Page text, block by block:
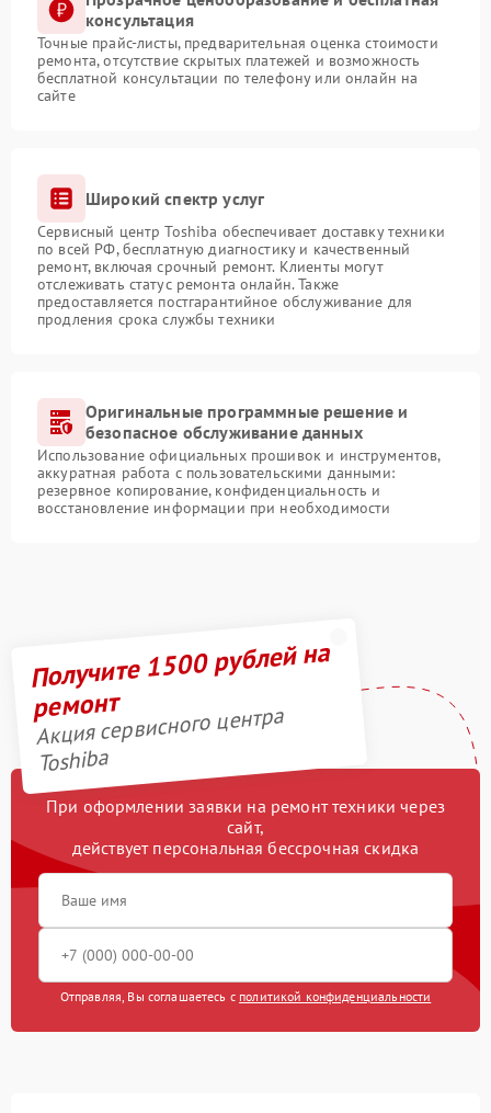
консультация
Точные прайс-листы, предварительная оценка стоимости
ремонта, отсутствие скрытых платежей и возможность
бесплатной консультации по телефону или онлайн на
сайте
Широкий спектр услуг
Сервисный центр Toshiba обеспечивает доставку техники
по всей РФ, бесплатную диагностику и качественный
ремонт, включая срочный ремонт. Клиенты могут
отслеживать статус ремонта онлайн. Также
предоставляется постгарантийное обслуживание для
продления срока службы техники
Оригинальные программные решение и
безопасное обслуживание данных
Использование официальных прошивок и инструментов,
аккуратная работа с пользовательскими данными:
резервное копирование, конфиденциальность и
восстановление информации при необходимости
Получите 1500 рублей на
ремонт
Акция сервисного центра
Toshiba
При оформлении заявки на ремонт техники через
сайт,
действует персональная бессрочная скидка
Отправляя, Вы соглашаетесь с политикой конфиденциальности